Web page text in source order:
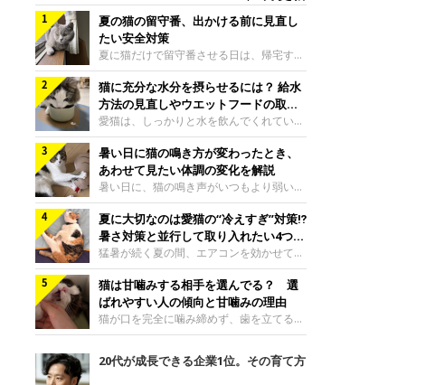
夏の猫の留守番、出かける前に見直し
たい安全対策
夏に猫だけで留守番させる日は、帰宅する
まで部屋が暑くなりすぎないか、水は足り
るかと気になる飼い主さんもいるでしょ
う。家の中なら安全と思っていても、日中
は室温が急に上がることがあります。留守
中の暑さから猫を守るために準備したいこ
とや、帰宅後に見たいサインなどについ
て、ねこのきもち獣医師相談室の岡本りさ
先生に伺いました。 留守中は室温が急に
上がることがあるねこのきもち投稿写真ギ
ャラリー夏の日中は、エアコンが切れると
室温が急に上昇する場合があります。猫は
自分で涼しい場所を探すのが得意ですが、
部屋全体が暑くなれ
猫に充分な水分を摂らせるには？ 給水
方法の見直しやウエットフードの取り
入れ方を解説
愛猫は、しっかりと水を飲んでくれていま
すか？ 夏場はエアコンで室内が涼しいこ
ともあり、猫があまり水を飲まないこと
も。積極的に水分を摂らせるためには、給
水方法を見直したり、フードから水分を摂
らせたりする方法があります。今回は獣医
師の重本仁先生に、猫に水分を摂らせるた
めにできるためできる工夫を教えていただ
きました。ボウルの高さを愛猫の好みにね
このきもち投稿写真ギャラリー水飲みボウ
ルの高さは、猫が飲むときに頭が胃より下
にならないように設定すると飲みやすいで
しょう。首を深く折り曲げずに済むため、
関節や食道への負
暑い日に猫の鳴き方が変わったとき、
あわせて見たい体調の変化を解説
暑い日に、猫の鳴き声がいつもより弱い、
かすれる、しつこく鳴くなど、ふだんと違
って聞こえることがあります。 そんなと
き、あわせてどのような様子を確認したら
よいのでしょうか。暑い日に猫の鳴き方が
変わるときの見方や注意したい体調の変化
などについて、ねこのきもち獣医師相談室
の山口みき先生に伺いました。 鳴き方の
変化だけで判断せず、全身の様子も確認し
てねこのきもち投稿写真ギャラリー猫の鳴
ように見えることがあります。 ただ、鳴
夏に大切なのは愛猫の“冷えすぎ”対策⁉
暑さ対策と並行して取り入れたい4つの
工夫
猛暑が続く夏の間、エアコンを効かせて室
内を冷やしますよね。しかし、人にとって
は快適な温度でも、猫にとっては温度が低
すぎることも。暑さ対策と並行して、冷え
すぎ対策もしっかりと行うことが大切で
す。今回は獣医師の重本仁先生に、猫の冷
えすぎを防ぐ4つの対策を教えていただき
ました。（1） 冷房の効いていない部屋に
猫は甘噛みする相手を選んでる？ 選
ばれやすい人の傾向と甘噛みの理由
猫が口を完全に噛み締めず、歯を立てる程
度に噛む“甘噛み”。遊びやスキンシップの
ときに繰り出すことがありますが、同じ家
族でも噛まれる頻度に違いがあると感じる
20代が成長できる企業1位。その育て方